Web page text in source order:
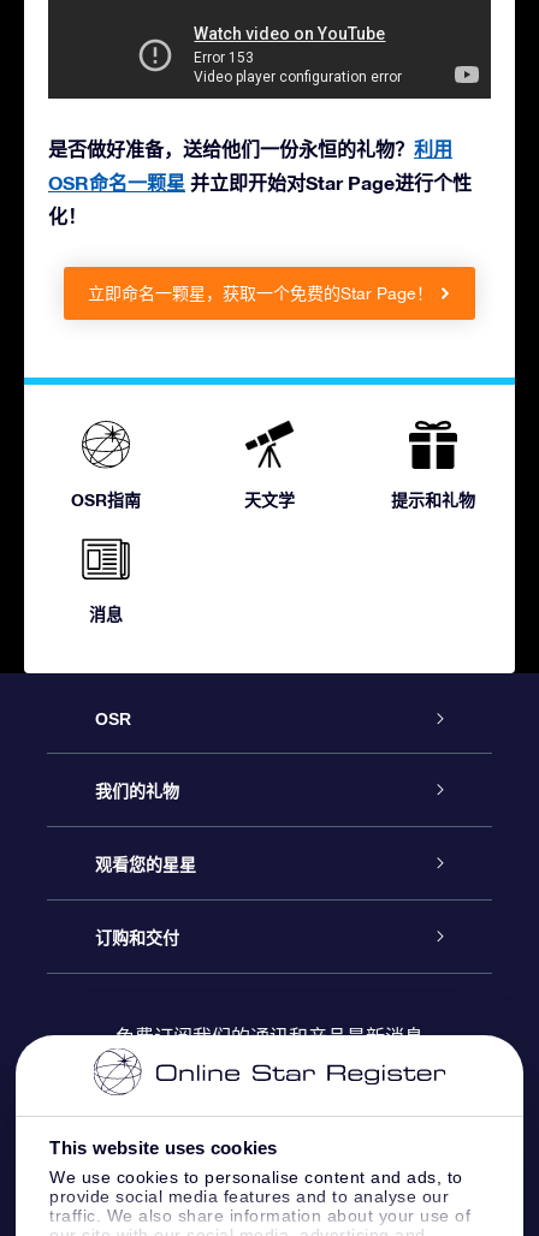
This website uses cookies
We use cookies to personalise content and ads, to
provide social media features and to analyse our
traffic. We also share information about your use of
是否做好准备，送给他们一份永恒的礼物？ 利用
OSR命名一颗星 并立即开始对Star Page进行个性
化！
立即命名一颗星，获取一个免费的Star Page！
OSR指南 天文学 提示和礼物
消息
OSR
客户服务
联系我们
博客
评论
我们的礼物
Online Star礼物
OSR 礼物包
OSR 礼物卡
公司礼品
观看您的星星
Online Star Register
个性化的Star Page
One Million Stars
OSR Starsaver
订购和交付
付款信息
配送信息
退货政策&撤销权
免费订阅我们的通讯和产品最新消息